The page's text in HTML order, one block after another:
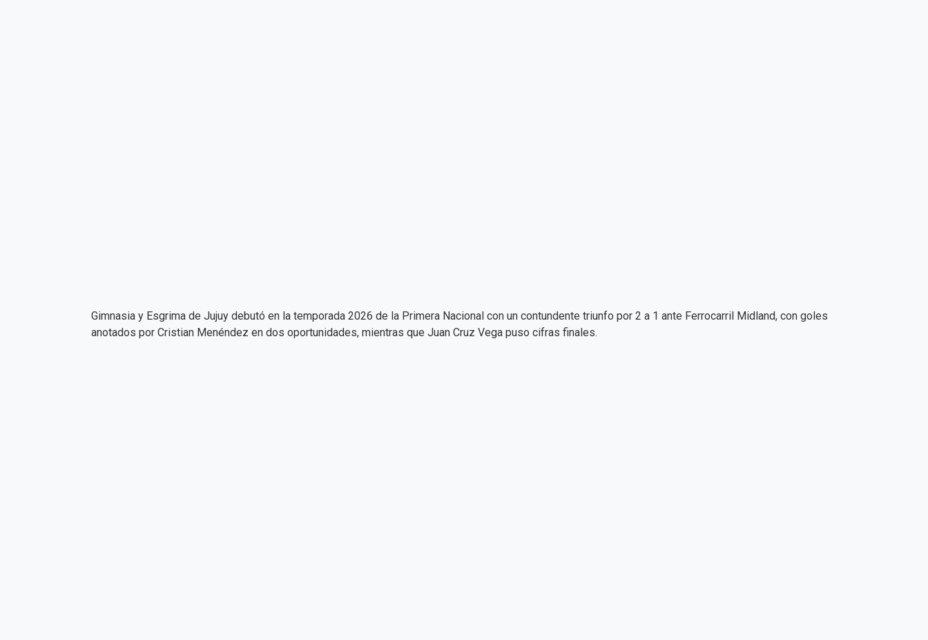
Gimnasia y Esgrima de Jujuy debutó en la temporada 2026 de la Primera Nacional con un contundente triunfo por 2 a 1 ante Ferrocarril Midland, con goles
anotados por Cristian Menéndez en dos oportunidades, mientras que Juan Cruz Vega puso cifras finales.